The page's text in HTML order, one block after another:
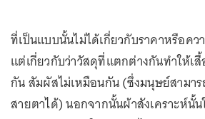
ที่เป็นแบบนั้นไม่ได้เกี่ยวกับราคาหรือค
แต่เกี่ยวกับว่าวัสดุที่แตกต่างกันทำให้เ
กัน สัมผัสไม่เหมือนกัน (ซึ่งมนุษย์สามา
สายตาได้) นอกจากนั้นผ้าสังเคราะห์นั้